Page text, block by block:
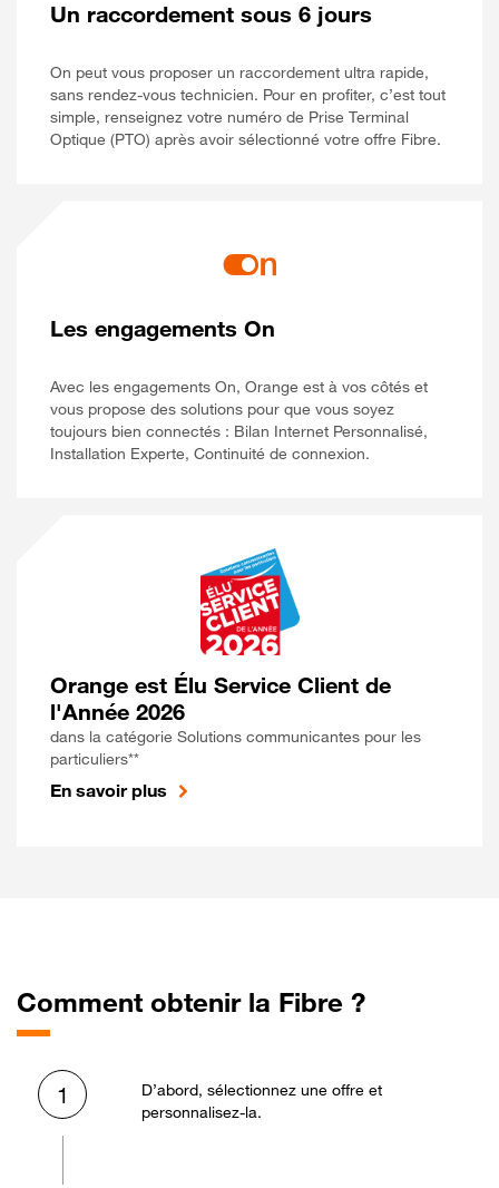
Un raccordement sous 6 jours
On peut vous proposer un raccordement ultra rapide,
sans rendez-vous technicien. Pour en profiter, c’est tout
simple, renseignez votre numéro de Prise Terminal
Optique (PTO) après avoir sélectionné votre offre Fibre.
Les engagements On
Avec les engagements On, Orange est à vos côtés et
vous propose des solutions pour que vous soyez
toujours bien connectés : Bilan Internet Personnalisé,
Installation Experte, Continuité de connexion.
Orange est Élu Service Client de
l'Année 2026
dans la catégorie Solutions communicantes pour les
particuliers**
En savoir plus
Comment obtenir la Fibre ?
1
D’abord, sélectionnez une offre et
personnalisez-la.